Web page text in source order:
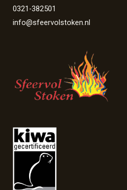
0321-382501
info@sfeervolstoken.nl